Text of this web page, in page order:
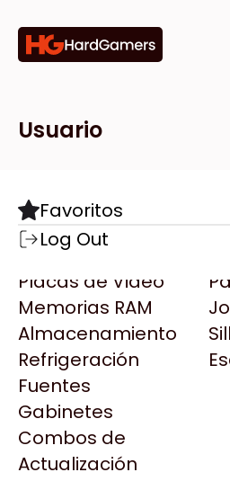
Categorías
Componentes
Motherboards
Microprocesadores
Placas de Video
Memorias RAM
Almacenamiento
Refrigeración
Fuentes
Gabinetes
Combos de
Actualización
Marcas
Todas las Marcas
AMD
AULA
Acer
Adata
AeroCool
Antec
Arkham
Asrock
Tiendas
Destacadas
Usuario
Favoritos
Log Out
PC GAMER RYZEN 5
760M • 16GB RAM •